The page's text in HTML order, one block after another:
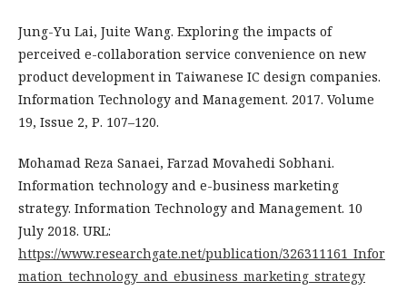
Jung-Yu Lai, Juite Wang. Exploring the impacts of
perceived e-collaboration service convenience on new
product development in Taiwanese IC design companies.
Information Technology and Management. 2017. Volume
19, Issue 2, Р. 107–120.
Mohamad Reza Sanaei, Farzad Movahedi Sobhani.
Information technology and e-business marketing
strategy. Information Technology and Management. 10
July 2018. URL:
https://www.researchgate.net/publication/326311161_Infor
mation_technology_and_ebusiness_marketing_strategy